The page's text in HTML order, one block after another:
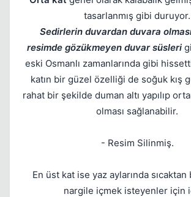
tasarlanmış gibi duruyor.
Sedirlerin duvardan duvara
resimde gözükmeyen duvar süsleri
eski Osmanlı zamanlarında gibi
katın bir güzel özelliği de soğuk kış
rahat bir şekilde duman altı yapılıp
olması sağlanabilir.
- Resim Silinmiş.
En üst kat ise yaz aylarında sıcaktan
nargile içmek isteyenler için